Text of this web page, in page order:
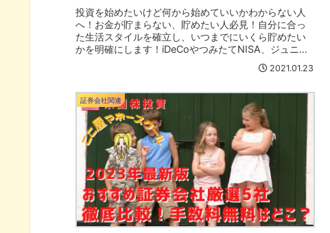
投資を始めたいけど何から始めていいかわからない人
へ！お金が貯まらない、貯めたい人必見！自分に合っ
た生活スタイルを確立し、いつまでにいくら貯めたい
かを明確にします！iDeCoやつみたてNISA、ジュニア
NISAを活用して節税しながら投資しよう！
2021.01.23
証券会社関連